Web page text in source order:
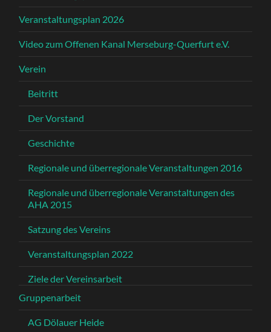
Veranstaltungsplan 2026
Video zum Offenen Kanal Merseburg-Querfurt e.V.
Verein
Beitritt
Der Vorstand
Geschichte
Regionale und überregionale Veranstaltungen 2016
Regionale und überregionale Veranstaltungen des
AHA 2015
Satzung des Vereins
Veranstaltungsplan 2022
Ziele der Vereinsarbeit
Gruppenarbeit
AG Dölauer Heide